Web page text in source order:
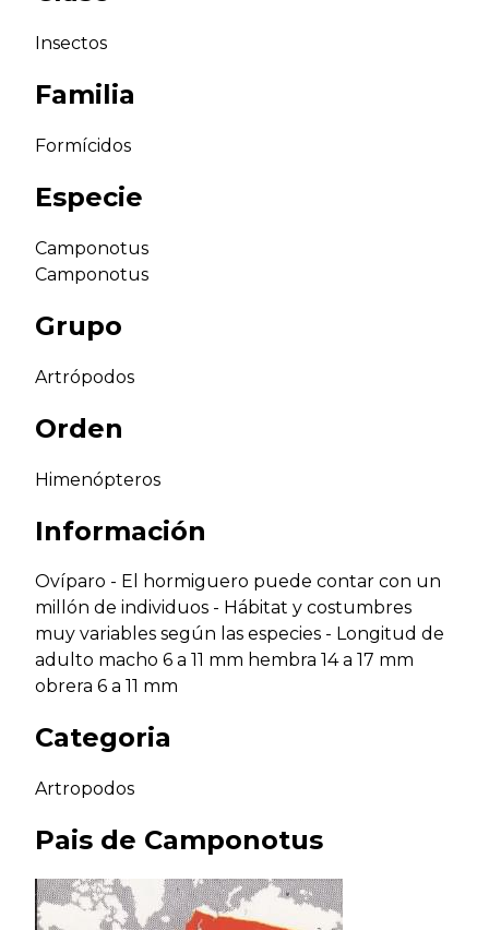
Insectos
Familia
Formícidos
Especie
Camponotus
Camponotus
Grupo
Artrópodos
Orden
Himenópteros
Información
Ovíparo - El hormiguero puede contar con un
millón de individuos - Hábitat y costumbres
muy variables según las especies - Longitud de
adulto macho 6 a 11 mm hembra 14 a 17 mm
obrera 6 a 11 mm
Categoria
Artropodos
Pais de Camponotus